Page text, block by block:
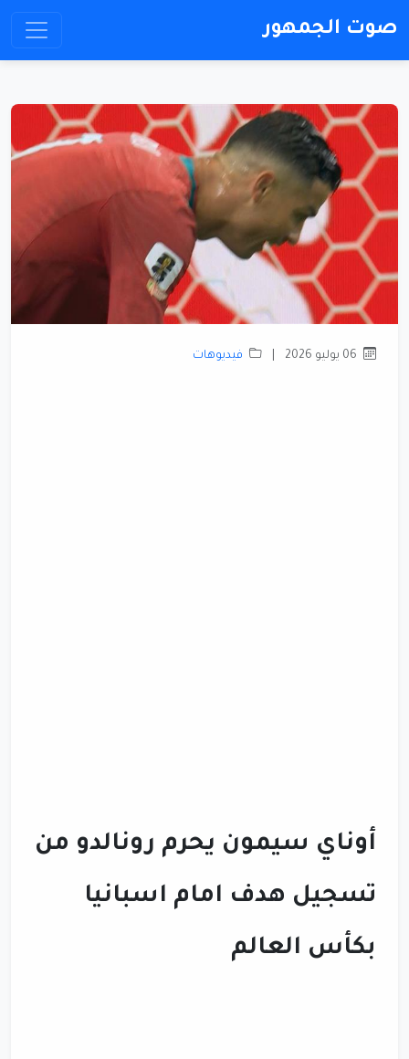
صوت الجمهور
فيديوهات
أوناي سيمون يحرم رونالدو من
تسجيل هدف امام اسبانيا
بكأس العالم